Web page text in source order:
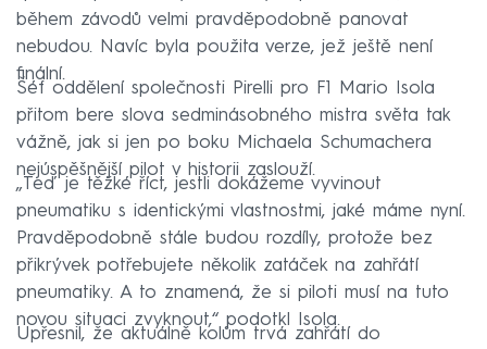
během závodů velmi pravděpodobně panovat
nebudou. Navíc byla použita verze, jež ještě není
finální.
Šéf oddělení společnosti Pirelli pro F1 Mario Isola
přitom bere slova sedminásobného mistra světa tak
vážně, jak si jen po boku Michaela Schumachera
nejúspěšnější pilot v historii zaslouží.
„Teď je těžké říct, jestli dokážeme vyvinout
pneumatiku s identickými vlastnostmi, jaké máme nyní.
Pravděpodobně stále budou rozdíly, protože bez
přikrývek potřebujete několik zatáček na zahřátí
pneumatiky. A to znamená, že si piloti musí na tuto
novou situaci zvyknout,“ podotkl Isola.
Upřesnil, že aktuálně kolům trvá zahřátí do